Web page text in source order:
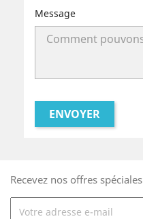
Message
Recevez nos offres spéciales